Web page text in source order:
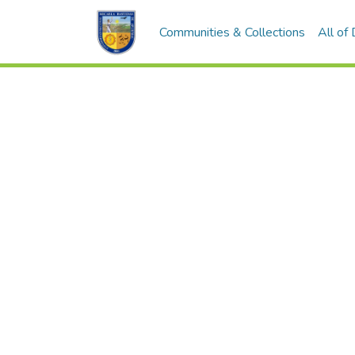
Communities & Collections All of